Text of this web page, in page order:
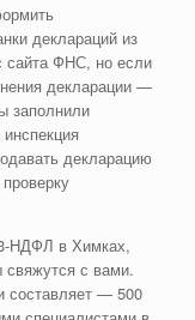
деклараций из
сайта ФНС, но если
декларации —
заполнили
декларацию
НДФЛ в Химках,
с вами.
составляет — 500